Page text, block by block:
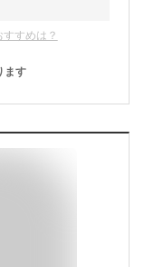
すめは？
ます